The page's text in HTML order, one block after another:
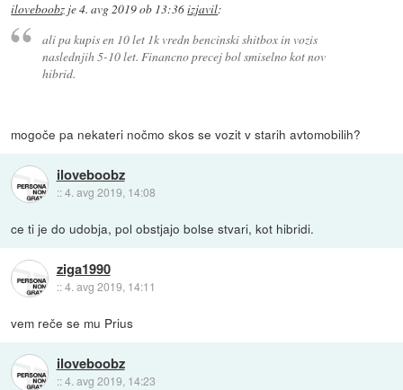
iloveboobz je4. avg 2019 ob 13:36izjavil:
ali pa kupis en 10 let 1k vredn bencinski shitbox in vozis
naslednjih 5-10 let. Financno precej bol smiselno kot nov
hibrid.
mogoče pa nekateri nočmo skos se vozit v starih avtomobilih?
iloveboobz
::4. avg 2019, 14:08
ce ti je do udobja, pol obstjajo bolse stvari, kot hibridi.
ziga1990
::4. avg 2019, 14:11
vem reče se mu Prius
iloveboobz
::4. avg 2019, 14:23